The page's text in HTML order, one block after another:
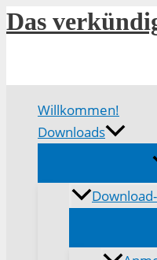
Zum
Inhalt
Das
Willkommen!
Downloads